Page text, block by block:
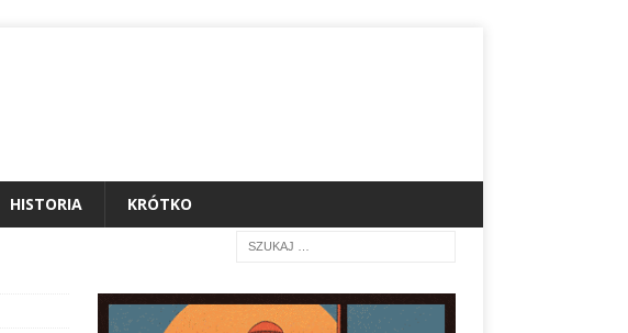
HISTORIA KRÓTKO